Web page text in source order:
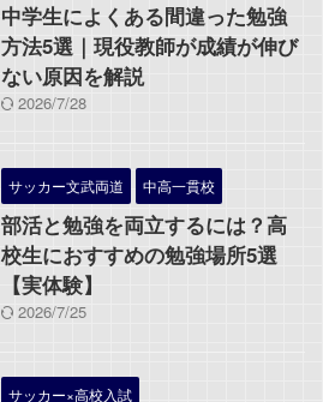
中学生によくある間違った勉強
方法5選｜現役教師が成績が伸び
ない原因を解説
2026/7/28
サッカー文武両道 中高一貫校
部活と勉強を両立するには？高
校生におすすめの勉強場所5選
【実体験】
2026/7/25
サッカー×高校入試